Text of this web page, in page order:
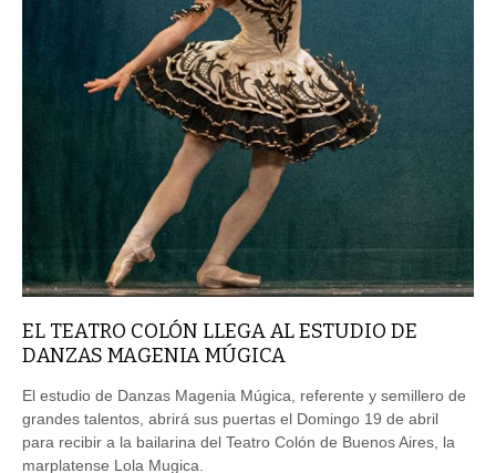
DANZAS MAGENIA MÚGICA
grandes talentos, abrirá sus puertas el Domingo 19 de abril
para recibir a la bailarina del Teatro Colón de Buenos Aires, la
marplatense Lola Mugica.